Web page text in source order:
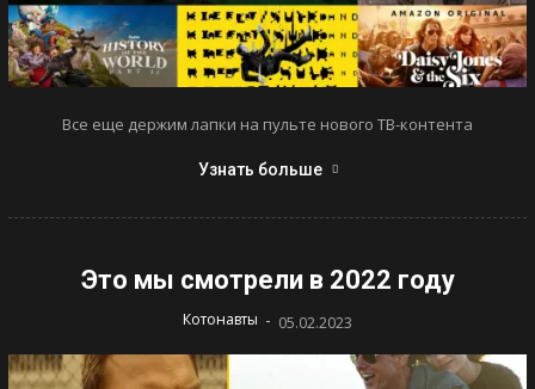
Все еще держим лапки на пульте нового ТВ-контента
Узнать больше
Это мы смотрели в 2022 году
Котонавты - 05.02.2023